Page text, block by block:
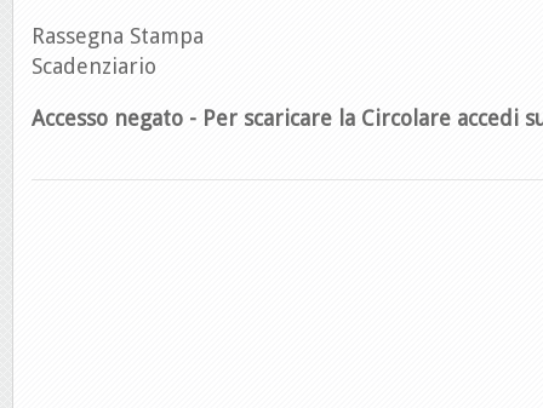
Rassegna Stampa
Scadenziario
Accesso negato - Per scaricare la Circolare accedi